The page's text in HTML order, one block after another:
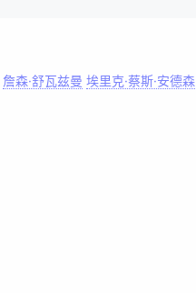
詹森·舒瓦兹曼 埃里克·蔡斯·安德森